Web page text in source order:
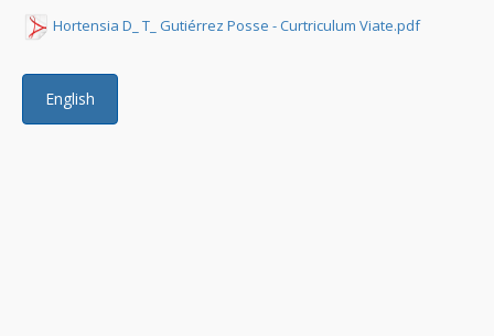
Hortensia D_ T_ Gutiérrez Posse - Curtriculum Viate.pdf
English